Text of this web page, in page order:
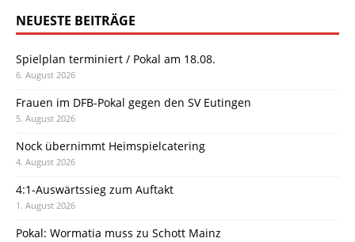
NEUESTE BEITRÄGE
Spielplan terminiert / Pokal am 18.08.
6. August 2026
Frauen im DFB-Pokal gegen den SV Eutingen
5. August 2026
Nock übernimmt Heimspielcatering
4. August 2026
4:1-Auswärtssieg zum Auftakt
1. August 2026
Pokal: Wormatia muss zu Schott Mainz